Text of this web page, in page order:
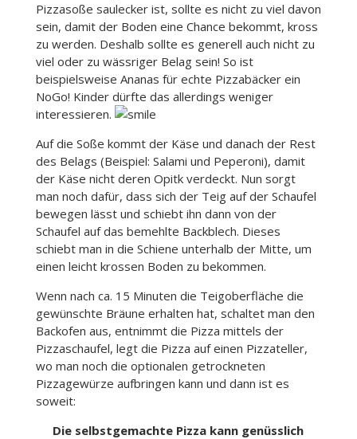
Pizzasoße saulecker ist, sollte es nicht zu viel davon
sein, damit der Boden eine Chance bekommt, kross
zu werden. Deshalb sollte es generell auch nicht zu
viel oder zu wässriger Belag sein! So ist
beispielsweise Ananas für echte Pizzabäcker ein
NoGo! Kinder dürfte das allerdings weniger
interessieren.
Auf die Soße kommt der Käse und danach der Rest
des Belags (Beispiel: Salami und Peperoni), damit
der Käse nicht deren Opitk verdeckt. Nun sorgt
man noch dafür, dass sich der Teig auf der Schaufel
bewegen lässt und schiebt ihn dann von der
Schaufel auf das bemehlte Backblech. Dieses
schiebt man in die Schiene unterhalb der Mitte, um
einen leicht krossen Boden zu bekommen.
Wenn nach ca. 15 Minuten die Teigoberfläche die
gewünschte Bräune erhalten hat, schaltet man den
Backofen aus, entnimmt die Pizza mittels der
Pizzaschaufel, legt die Pizza auf einen Pizzateller,
wo man noch die optionalen getrockneten
Pizzagewürze aufbringen kann und dann ist es
soweit:
Die selbstgemachte Pizza kann genüsslich